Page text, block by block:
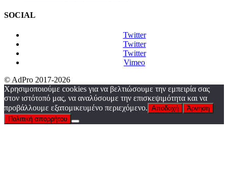
SOCIAL
Twitter
Twitter
Twitter
Vimeo
© AdPro 2017-2026
Χρησιμοποιούμε cookies για να βελτιώσουμε την εμπειρία σας
στον ιστότοπό μας, να αναλύσουμε την επισκεψιμότητα και να
προβάλλουμε εξατομικευμένο περιεχόμενο. Αποδοχή
Άρνηση
Πολιτική απορρήτου